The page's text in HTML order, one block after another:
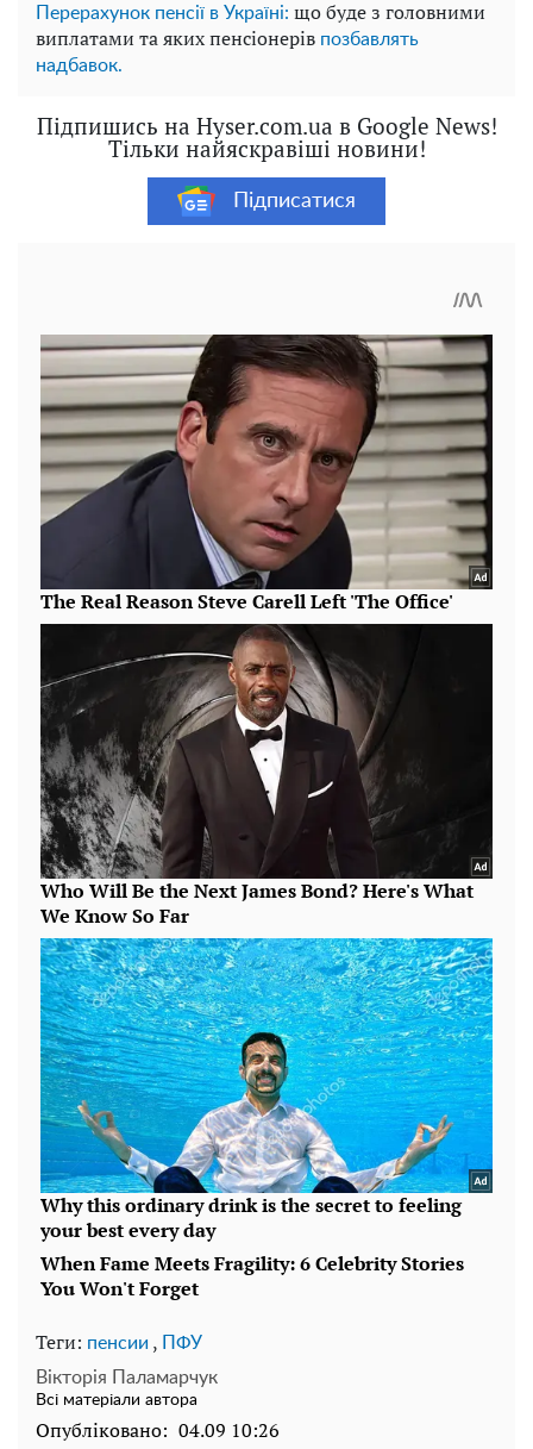
Перерахунок пенсії в Україні: що буде з головними
виплатами та яких пенсіонерів позбавлять
надбавок.
Підпишись на Hyser.com.ua в Google News!
Тільки найяскравіші новини!
Підписатися
Теги: пенсии ,
ПФУ
Вікторія Паламарчук
Всі матеріали автора
Опубліковано: 04.09 10:26